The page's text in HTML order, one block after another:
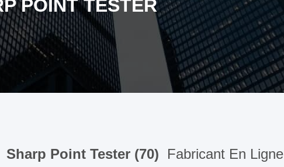
POINT TESTER
Sharp Point Tester (70) Fabricant En Ligne